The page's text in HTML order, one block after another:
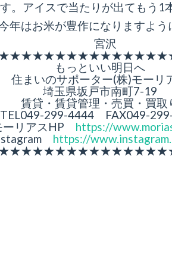
。アイスで当たりが出てもう1
年はお米が豊作になりますよう
宮沢
もっといい明日へ
住まいのサポーター(株)モーリ
埼玉県坂戸市南町7-19
賃貸・賃貸管理・売買・買取
TEL049-299-4444 FAX049-
ーリアスHP https://
https://